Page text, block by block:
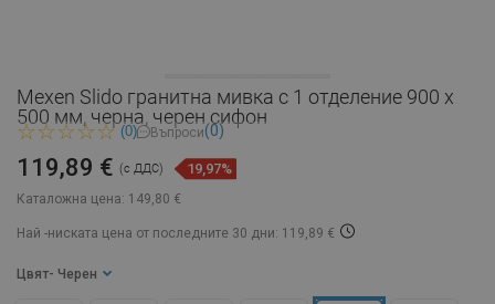
Mexen Slido гранитна мивка с 1 отделение 900 x
500 мм, черна, черен сифон
(0) Въпроси(0)
Каталожна цена: 149,80 €
119,89 € (с ДДС) 19,97%
Най -ниската цена от последните 30 дни: 119,89 €
Цвят - Черен